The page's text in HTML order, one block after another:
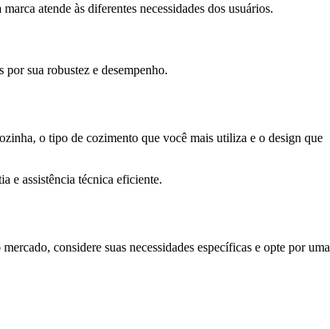
atende às diferentes necessidades dos usuários.
sua robustez e desempenho.
o tipo de cozimento que você mais utiliza e o design que
e assistência técnica eficiente.
considere suas necessidades específicas e opte por uma